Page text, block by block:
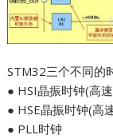
STM32三个不同的
● HSI晶振时钟(高
● HSE晶振时钟(高
● PLL时钟